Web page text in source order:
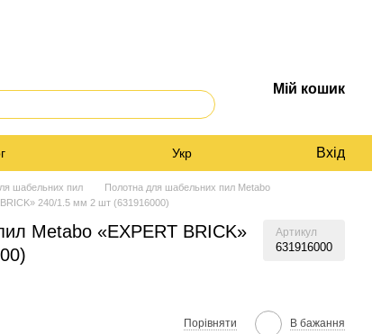
Мій кошик
Укр Вхід
шабельних пил
Полотна для шабельних пил Metabo
240/1.5 мм 2 шт (631916000)
Metabo «EXPERT BRICK»
Артикул
631916000
Порівняти В бажання